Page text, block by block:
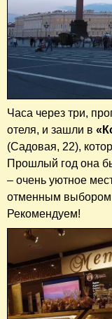
Часа через три,
отеля, и зашли в
(Садовая, 22),
Прошлый год она
– очень уютное
отменным выбором
Рекомендуем!